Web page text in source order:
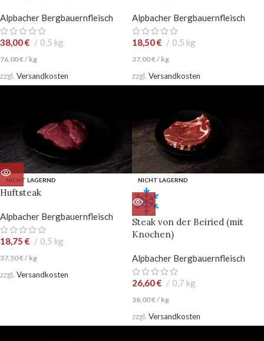
Alpbacher Bergbauernfleisch
38,00€ 0,5 kg
76,00€/ kg
zzgl. Versandkosten
Alpbacher Bergbauernfleisch
18,50€ 0,5 kg
37,00€/ kg
zzgl. Versandkosten
NICHT LAGERND
Huftsteak
Alpbacher Bergbauernfleisch
18,75 € 0,5 kg
37,50€/ kg
zzgl. Versandkosten
NICHT LAGERND
Steak von der Beiried (mit
Knochen)
Alpbacher Bergbauernfleisch
26,60€ 0,7 kg
38,00€/ kg
zzgl. Versandkosten